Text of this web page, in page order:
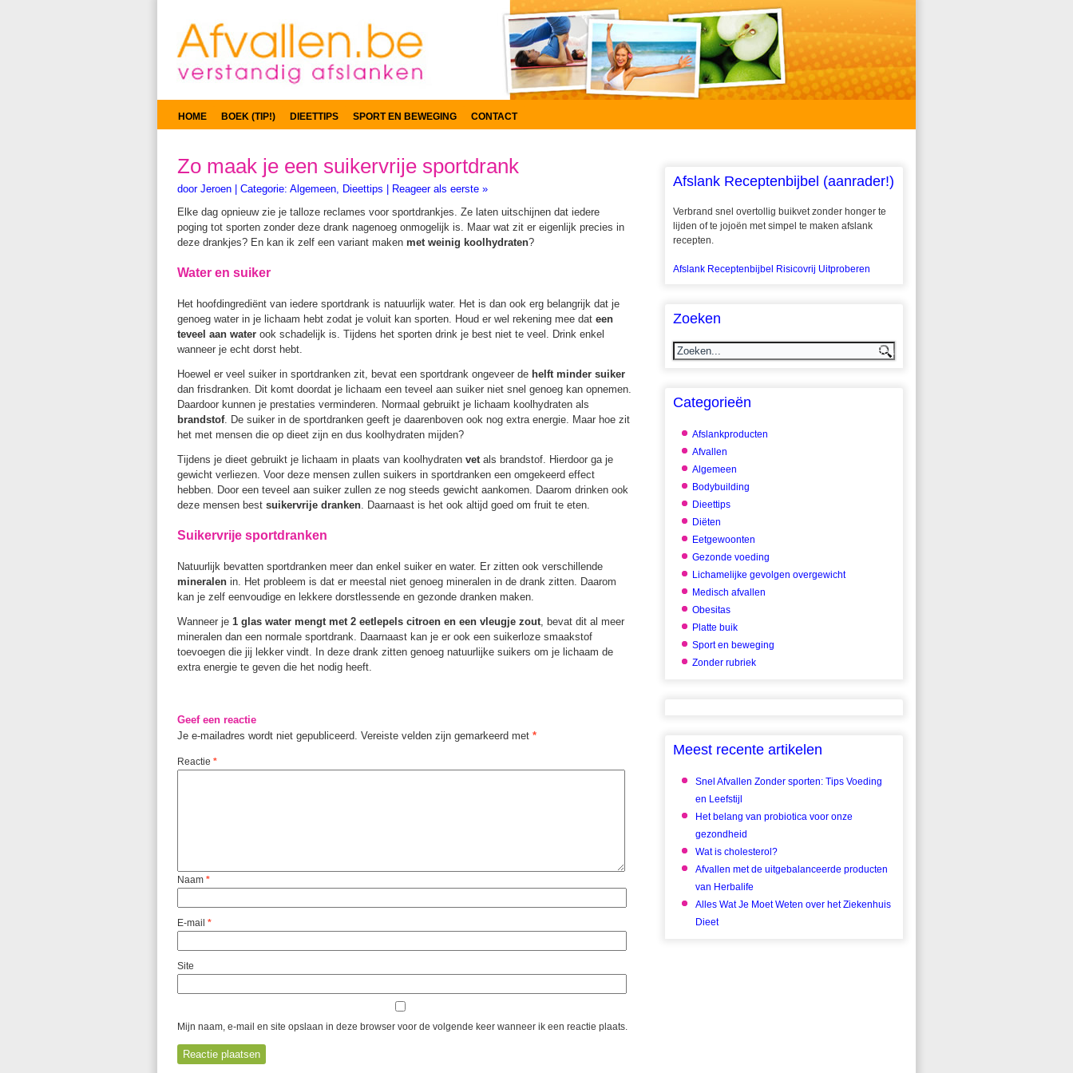
HOME BOEK (TIP!) DIEETTIPS SPORT EN BEWEGING CONTACT
Zo maak je een suikervrije sportdrank
door Jeroen Categorie: Algemeen, Dieettips
Reageer als eerste »
Elke dag opnieuw zie je talloze reclames voor sportdrankjes. Ze laten uitschijnen dat iedere
poging tot sporten zonder deze drank nagenoeg onmogelijk is. Maar wat zit er eigenlijk precies in
deze drankjes? En kan ik zelf een variant maken met weinig koolhydraten?
Water en suiker
Het hoofdingrediënt van iedere sportdrank is natuurlijk water. Het is dan ook erg belangrijk dat je
genoeg water in je lichaam hebt zodat je voluit kan sporten. Houd er wel rekening mee dat een
teveel aan water ook schadelijk is. Tijdens het sporten drink je best niet te veel. Drink enkel
wanneer je echt dorst hebt.
Hoewel er veel suiker in sportdranken zit, bevat een sportdrank ongeveer de helft minder suiker
dan frisdranken. Dit komt doordat je lichaam een teveel aan suiker niet snel genoeg kan opnemen.
Daardoor kunnen je prestaties verminderen. Normaal gebruikt je lichaam koolhydraten als
brandstof. De suiker in de sportdranken geeft je daarenboven ook nog extra energie. Maar hoe zit
het met mensen die op dieet zijn en dus koolhydraten mijden?
Tijdens je dieet gebruikt je lichaam in plaats van koolhydraten vet als brandstof. Hierdoor ga je
gewicht verliezen. Voor deze mensen zullen suikers in sportdranken een omgekeerd effect
hebben. Door een teveel aan suiker zullen ze nog steeds gewicht aankomen. Daarom drinken ook
deze mensen best suikervrije dranken. Daarnaast is het ook altijd goed om fruit te eten.
Suikervrije sportdranken
Natuurlijk bevatten sportdranken meer dan enkel suiker en water. Er zitten ook verschillende
mineralen in. Het probleem is dat er meestal niet genoeg mineralen in de drank zitten. Daarom
kan je zelf eenvoudige en lekkere dorstlessende en gezonde dranken maken.
Wanneer je 1 glas water mengt met 2 eetlepels citroen en een vleugje zout, bevat dit al meer
mineralen dan een normale sportdrank. Daarnaast kan je er ook een suikerloze smaakstof
toevoegen die jij lekker vindt. In deze drank zitten genoeg natuurlijke suikers om je lichaam de
extra energie te geven die het nodig heeft.
Geef een reactie
Je e-mailadres wordt niet gepubliceerd. Vereiste velden zijn gemarkeerd met *
Reactie *
Naam *
E-mail *
Site
Mijn naam, e-mail en site opslaan in deze browser voor de volgende keer wanneer ik een reactie plaats.
Afslank Receptenbijbel (aanrader!)
Verbrand snel overtollig buikvet zonder honger te
lijden of te jojoën met simpel te maken afslank
recepten.
Afslank Receptenbijbel Risicovrij Uitproberen
Zoeken
Categorieën
Afslankproducten
Afvallen
Algemeen
Bodybuilding
Dieettips
Diëten
Eetgewoonten
Gezonde voeding
Lichamelijke gevolgen overgewicht
Medisch afvallen
Obesitas
Platte buik
Sport en beweging
Zonder rubriek
Meest recente artikelen
Snel Afvallen Zonder sporten: Tips Voeding
en Leefstijl
Het belang van probiotica voor onze
gezondheid
Wat is cholesterol?
Afvallen met de uitgebalanceerde producten
van Herbalife
Alles Wat Je Moet Weten over het Ziekenhuis
Dieet